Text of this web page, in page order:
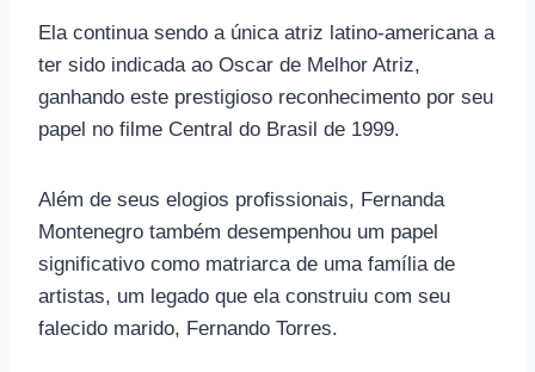
Ela continua sendo a única atriz latino-americana a
ter sido indicada ao Oscar de Melhor Atriz,
ganhando este prestigioso reconhecimento por seu
papel no filme Central do Brasil de 1999.
Além de seus elogios profissionais, Fernanda
Montenegro também desempenhou um papel
significativo como matriarca de uma família de
artistas, um legado que ela construiu com seu
falecido marido, Fernando Torres.